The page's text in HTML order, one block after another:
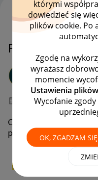
którymi
dowiedzieć się
plików cookie. Po
Zgodę na
wyrażasz
momencie
Ustawienia
Wycofanie
OK, ZGADZAM SIĘ
Przedłużyć czas
pollo1685
#7 Wielbiciel
‎14-11-2024 08:03
Chcę przedłużyć odbiór
pollo6@op.pl